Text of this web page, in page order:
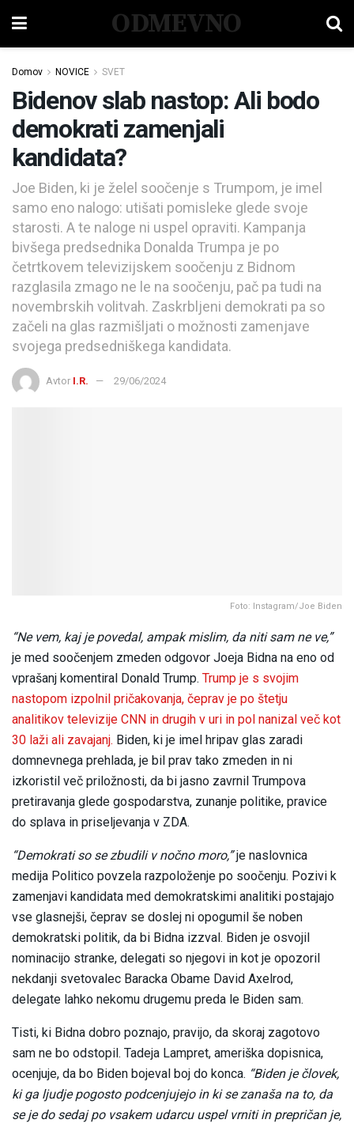
ODMEVNO
Domov NOVICE SVET
Bidenov slab nastop: Ali bodo
demokrati zamenjali
kandidata?
Joe Biden, ki je želel soočenje s Trumpom, je imel
samo eno nalogo: utišati pomisleke glede svoje
starosti. A te naloge ni uspel opraviti. Kampanja
bivšega predsednika Donalda Trumpa je po
četrtkovem televizijskem soočenju z Bidnom
razglasila zmago ne le na soočenju, pač pa tudi na
novembrskih volitvah. Zaskrbljeni demokrati pa so
začeli na glas razmišljati o možnosti zamenjave
svojega predsedniškega kandidata.
Avtor I.R. 29/06/2024
Foto: Instagram/Joe Biden
“Ne vem, kaj je povedal, ampak mislim, da niti sam ne ve,”
je med soočenjem zmeden odgovor Joeja Bidna na eno od
vprašanj komentiral Donald Trump. Trump je s svojim
nastopom izpolnil pričakovanja, čeprav je po štetju
analitikov televizije CNN in drugih v uri in pol nanizal več kot
30 laži ali zavajanj. Biden, ki je imel hripav glas zaradi
domnevnega prehlada, je bil prav tako zmeden in ni
izkoristil več priložnosti, da bi jasno zavrnil Trumpova
pretiravanja glede gospodarstva, zunanje politike, pravice
do splava in priseljevanja v ZDA.
“Demokrati so se zbudili v nočno moro,”je naslovnica
medija Politico povzela razpoloženje po soočenju. Pozivi k
zamenjavi kandidata med demokratskimi analitiki postajajo
vse glasnejši, čeprav se doslej ni opogumil še noben
demokratski politik, da bi Bidna izzval. Biden je osvojil
nominacijo stranke, delegati so njegovi in kot je opozoril
nekdanji svetovalec Baracka Obame David Axelrod,
delegate lahko nekomu drugemu preda le Biden sam.
Tisti, ki Bidna dobro poznajo, pravijo, da skoraj zagotovo
sam ne bo odstopil. Tadeja Lampret, ameriška dopisnica,
ocenjuje, da bo Biden bojeval boj do konca. “Biden je človek,
ki ga ljudje pogosto podcenjujejo in ki se zanaša na to, da
se je do sedaj po vsakem udarcu uspel vrniti in prepričan je,